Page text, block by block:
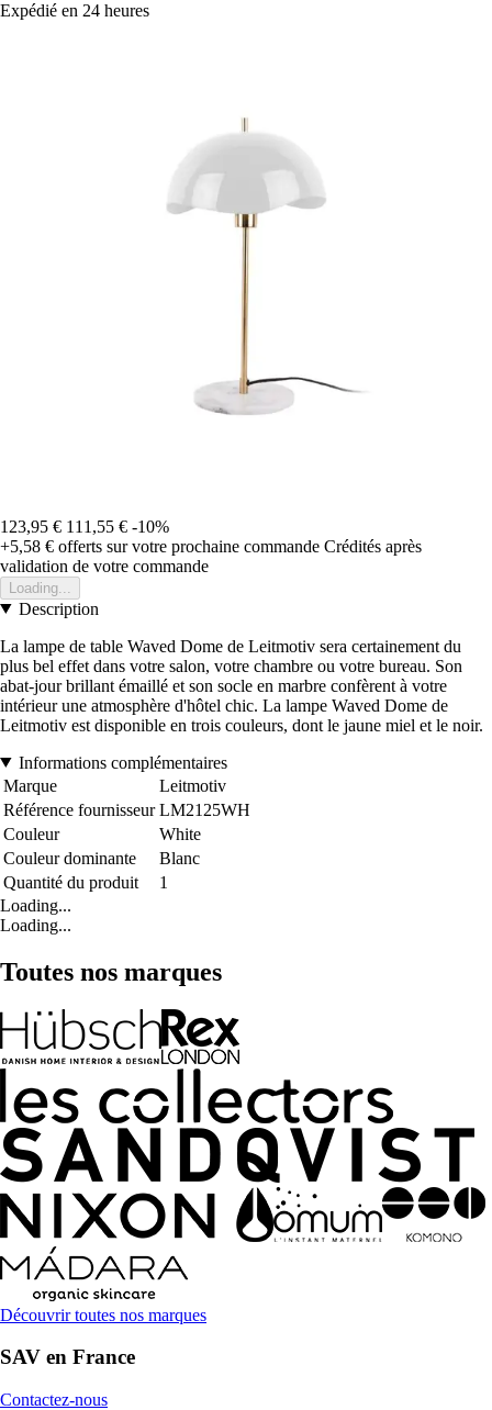
Expédié en 24 heures
123,95 € 111,55 € -10%
+5,58 € offerts sur votre prochaine commande Crédités après
validation de votre commande
Loading...
Description
La lampe de table Waved Dome de Leitmotiv sera certainement du
plus bel effet dans votre salon, votre chambre ou votre bureau. Son
abat-jour brillant émaillé et son socle en marbre confèrent à votre
intérieur une atmosphère d'hôtel chic. La lampe Waved Dome de
Leitmotiv est disponible en trois couleurs, dont le jaune miel et le noir.
Informations complémentaires
Marque
Leitmotiv
Référence fournisseur LM2125WH
Couleur
White
Couleur dominante
Blanc
Quantité du produit
1
Loading...
Loading...
Toutes nos marques
Découvrir toutes nos marques
SAV en France
Contactez-nous